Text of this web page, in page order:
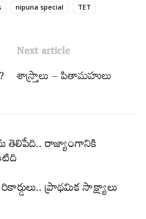
nipuna special TET
Next article
శాస్ర్తాలు – పితామహులు
తెలిపేది.. రాజ్యాంగానికి
ప్రాథమిక సాక్ష్యాలు